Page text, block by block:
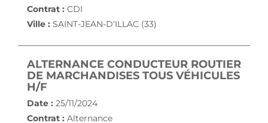
Contrat : CDI
Ville : SAINT-JEAN-D'ILLAC (33)
ALTERNANCE CONDUCTEUR ROUTIER
DE MARCHANDISES TOUS VÉHICULES
H/F
Date : 25/11/2024
Contrat : Alternance